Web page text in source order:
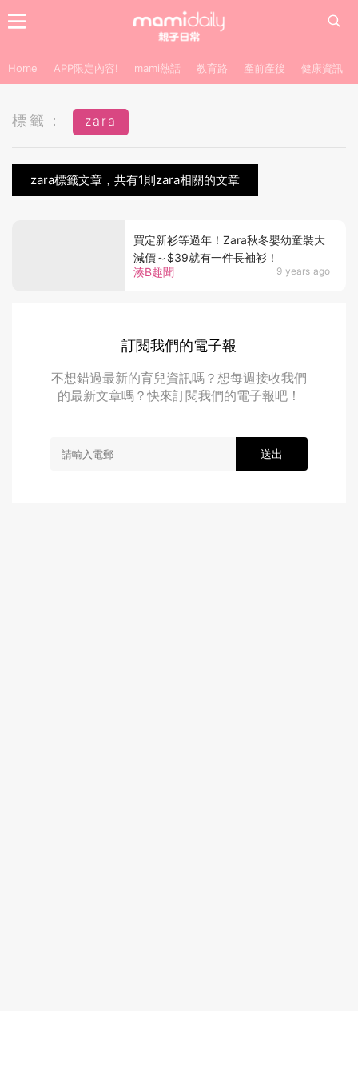
Home APP限定內容! mami熱話 教育路 產前產後 健康資訊
標籤： zara
zara標籤文章，共有1則zara相關的文章
湊B趣聞 9 years ago
買定新衫等過年！Zara秋冬嬰幼童裝大
減價～ $39就有一件長袖衫！
訂閱我們的電子報
不想錯過最新的育兒資訊嗎？想每週接收我們
的最新文章嗎？快來訂閱我們的電子報吧！
送出